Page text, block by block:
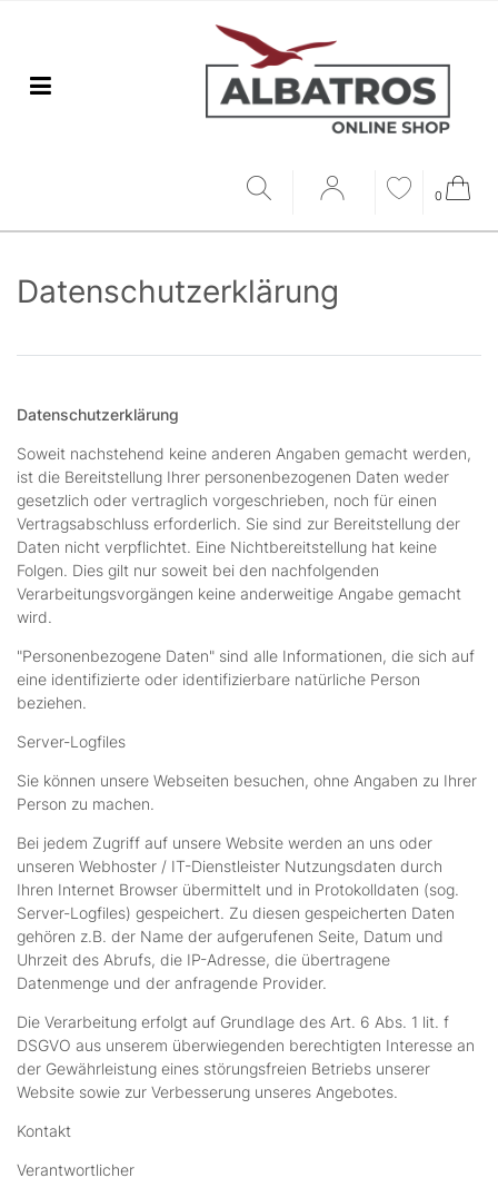
0
Daten­schutz­erklärung
Datenschutzerklärung
Soweit nachstehend keine anderen Angaben gemacht werden,
ist die Bereitstellung Ihrer personenbezogenen Daten weder
gesetzlich oder vertraglich vorgeschrieben, noch für einen
Vertragsabschluss erforderlich. Sie sind zur Bereitstellung der
Daten nicht verpflichtet. Eine Nichtbereitstellung hat keine
Folgen. Dies gilt nur soweit bei den nachfolgenden
Verarbeitungsvorgängen keine anderweitige Angabe gemacht
wird.
"Personenbezogene Daten" sind alle Informationen, die sich auf
eine identifizierte oder identifizierbare natürliche Person
beziehen.
Server-Logfiles
Sie können unsere Webseiten besuchen, ohne Angaben zu Ihrer
Person zu machen.
Bei jedem Zugriff auf unsere Website werden an uns oder
unseren Webhoster / IT-Dienstleister Nutzungsdaten durch
Ihren Internet Browser übermittelt und in Protokolldaten (sog.
Server-Logfiles) gespeichert. Zu diesen gespeicherten Daten
gehören z.B. der Name der aufgerufenen Seite, Datum und
Uhrzeit des Abrufs, die IP-Adresse, die übertragene
Datenmenge und der anfragende Provider.
Die Verarbeitung erfolgt auf Grundlage des Art. 6 Abs. 1 lit. f
DSGVO aus unserem überwiegenden berechtigten Interesse an
der Gewährleistung eines störungsfreien Betriebs unserer
Website sowie zur Verbesserung unseres Angebotes.
Kontakt
Verantwortlicher